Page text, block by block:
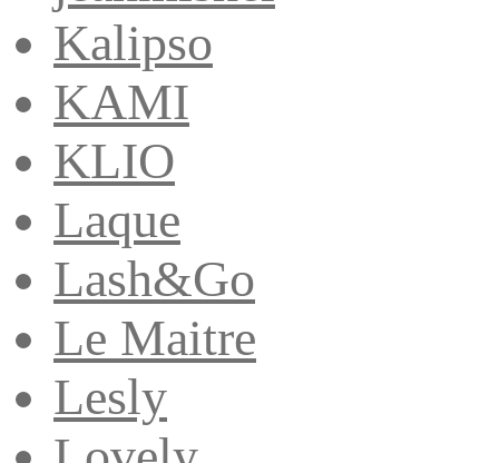
Kalipso
KAMI
KLIO
Laque
Lash&Go
Le Maitre
Lesly